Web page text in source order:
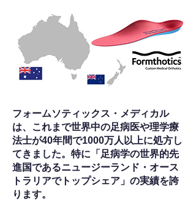
フォームソティックス・メディカル
は、これまで世界中の足病医や理学療
法士が40年間で1000万人以上に処方し
てきました。特に「足病学の世界的先
進国であるニュージーランド・オース
トラリアでトップシェア」の実績を誇
ります。